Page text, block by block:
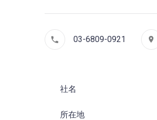
03-6809-0921
社名
所在地